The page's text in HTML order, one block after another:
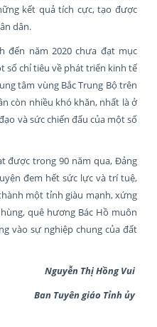
kết quả tích cực, tạo được
dân.
đến năm 2020 chưa đạt mục
số chỉ tiêu về phát triển kinh tế
tâm vùng Bắc Trung Bộ trên
còn nhiều khó khăn, nhất là ở
và sức chiến đấu của một số
được trong 90 năm qua, Đảng
đem hết sức lực và trí tuệ,
một tỉnh giàu mạnh, xứng
quê hương Bác Hồ muôn
vào sự nghiệp chung của đất
Nguyễn Thị Hồng Vui
Ban Tuyên giáo Tỉnh ủy